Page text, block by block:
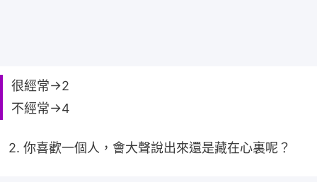
很經常→2
不經常→4
2. 你喜歡一個人，會大聲說出來還是藏在心裏呢？